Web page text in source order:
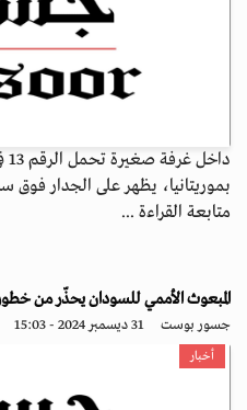
بموريتانيا، يظهر على الجدار
متابعة القراءة ...
المبعوث الأممي للسودان يحذّر من
جسور بوست 31 ديسمبر 2024 - 15:03
أخبار